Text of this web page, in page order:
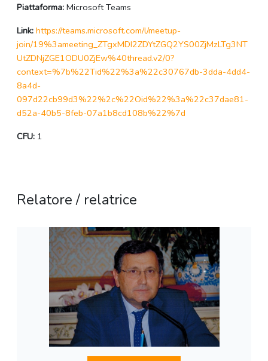
Piattaforma: Microsoft Teams
Link: https://teams.microsoft.com/l/meetup-
join/19%3ameeting_ZTgxMDI2ZDYtZGQ2YS00ZjMzLTg3NT
UtZDNjZGE1ODU0ZjEw%40thread.v2/0?
context=%7b%22Tid%22%3a%22c30767db-3dda-4dd4-
8a4d-
097d22cb99d3%22%2c%22Oid%22%3a%22c37dae81-
d52a-40b5-8feb-07a1b8cd108b%22%7d
CFU: 1
Relatore / relatrice